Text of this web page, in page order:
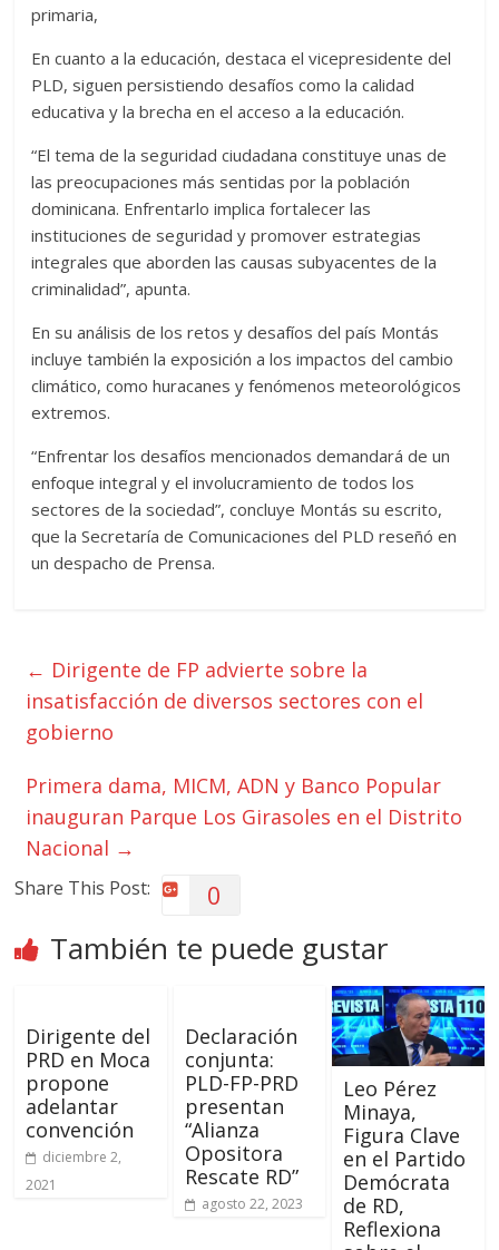
primaria,
En cuanto a la educación, destaca el vicepresidente del
PLD, siguen persistiendo desafíos como la calidad
educativa y la brecha en el acceso a la educación.
“El tema de la seguridad ciudadana constituye unas de
las preocupaciones más sentidas por la población
dominicana. Enfrentarlo implica fortalecer las
instituciones de seguridad y promover estrategias
integrales que aborden las causas subyacentes de la
criminalidad”, apunta.
En su análisis de los retos y desafíos del país Montás
incluye también la exposición a los impactos del cambio
climático, como huracanes y fenómenos meteorológicos
extremos.
“Enfrentar los desafíos mencionados demandará de un
enfoque integral y el involucramiento de todos los
sectores de la sociedad”, concluye Montás su escrito,
que la Secretaría de Comunicaciones del PLD reseñó en
un despacho de Prensa.
← Dirigente de FP advierte sobre la
insatisfacción de diversos sectores con el
gobierno
Primera dama, MICM, ADN y Banco Popular
inauguran Parque Los Girasoles en el Distrito
Nacional →
Share This Post: 0
También te puede gustar
Dirigente del
PRD en Moca
propone
adelantar
convención
diciembre 2,
2021
Declaración
conjunta:
PLD-FP-PRD
presentan
“Alianza
Opositora
Rescate RD”
agosto 22, 2023
Leo Pérez
Minaya,
Figura Clave
en el Partido
Demócrata
de RD,
Reflexiona